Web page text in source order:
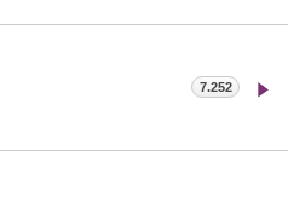
7.252